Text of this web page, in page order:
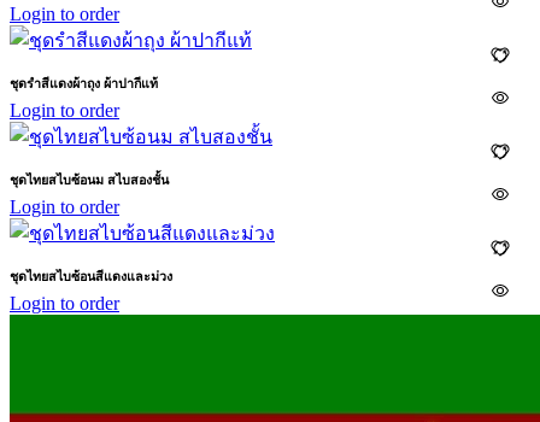
Login to order
ชุดรำสีแดงผ้าถุง ผ้าปากีแท้
Login to order
ชุดไทยสไบซ้อนม สไบสองชั้น
Login to order
ชุดไทยสไบซ้อนสีแดงและม่วง
Login to order